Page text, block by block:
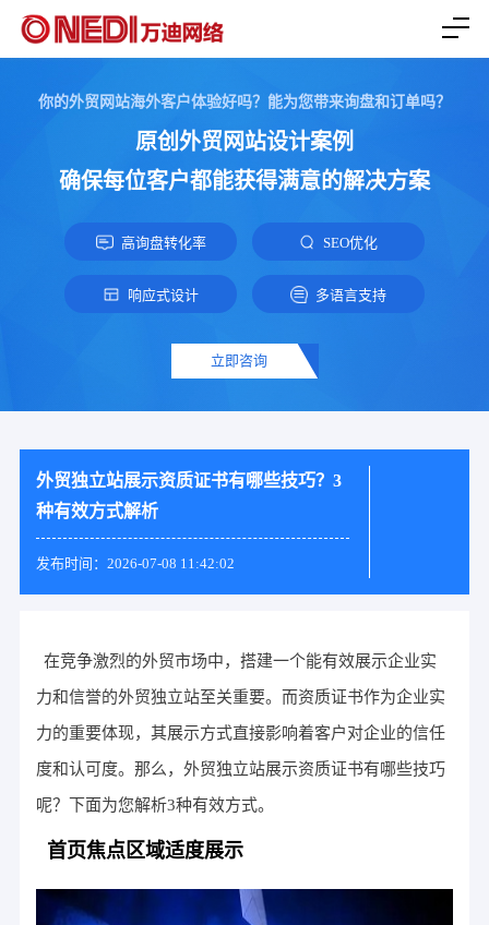
你的外贸网站海外客户体验好吗？能为您带来询盘和订单吗？
原创外贸网站设计案例
确保每位客户都能获得满意的解决方案
高询盘转化率 SEO优化
响应式设计 多语言支持
立即咨询
外贸独立站展示资质证书有哪些技巧？3
种有效方式解析
发布时间：2026-07-08 11:42:02
在竞争激烈的外贸市场中，搭建一个能有效展示企业实
力和信誉的外贸独立站至关重要。而资质证书作为企业实
力的重要体现，其展示方式直接影响着客户对企业的信任
度和认可度。那么，外贸独立站展示资质证书有哪些技巧
呢？下面为您解析3种有效方式。
首页焦点区域适度展示